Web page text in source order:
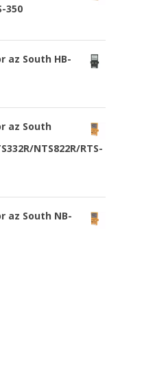
350
az South HB-
az South
NTS822R/RTS-
az South NB-